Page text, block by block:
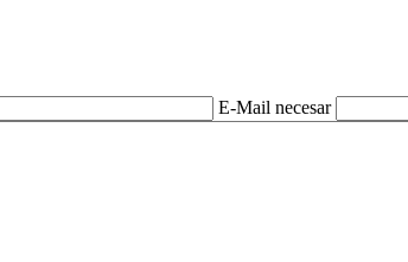
E-Mail necesar